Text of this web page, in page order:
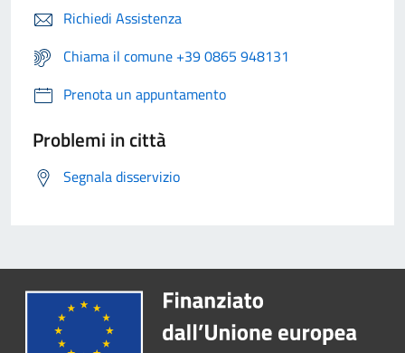
Richiedi Assistenza
Chiama il comune +39 0865 948131
Prenota un appuntamento
Problemi in città
Segnala disservizio